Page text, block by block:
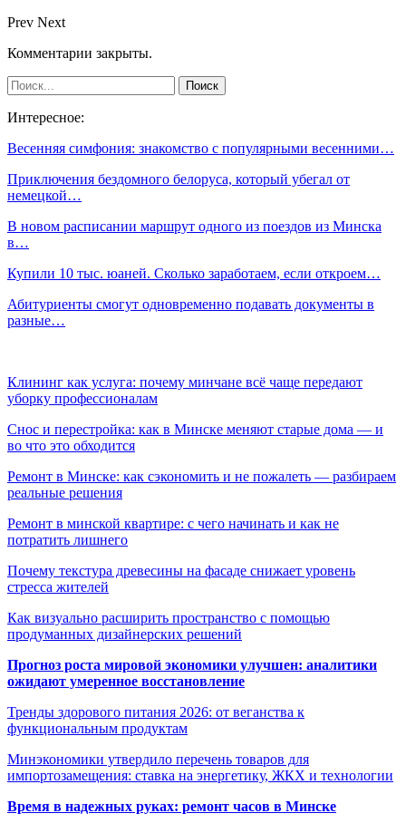
Prev Next
Комментарии закрыты.
Интересное:
Весенняя симфония: знакомство с популярными весенними…
Приключения бездомного белоруса, который убегал от
немецкой…
В новом расписании маршрут одного из поездов из Минска
в…
Купили 10 тыс. юаней. Сколько заработаем, если откроем…
Абитуриенты смогут одновременно подавать документы в
разные…
Клининг как услуга: почему минчане всё чаще передают
уборку профессионалам
Снос и перестройка: как в Минске меняют старые дома — и
во что это обходится
Ремонт в Минске: как сэкономить и не пожалеть — разбираем
реальные решения
Ремонт в минской квартире: с чего начинать и как не
потратить лишнего
Почему текстура древесины на фасаде снижает уровень
стресса жителей
Как визуально расширить пространство с помощью
продуманных дизайнерских решений
Прогноз роста мировой экономики улучшен: аналитики
ожидают умеренное восстановление
Тренды здорового питания 2026: от веганства к
функциональным продуктам
Минэкономики утвердило перечень товаров для
импортозамещения: ставка на энергетику, ЖКХ и технологии
Время в надежных руках: ремонт часов в Минске